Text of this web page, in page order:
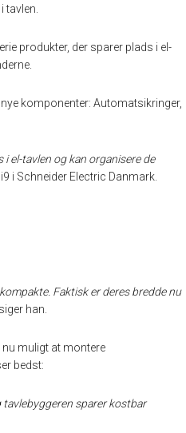
tavlen.
produkter, der sparer plads i el-
komponenter: Automatsikringer,
el-tavlen og kan organisere de
i Schneider Electric Danmark.
Faktisk er deres bredde nu
han.
nu muligt at montere
bedst:
sparer kostbar